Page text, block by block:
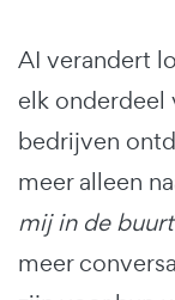
AI verandert
elk onderdeel
bedrijven
meer alleen
mij in de buurt
meer